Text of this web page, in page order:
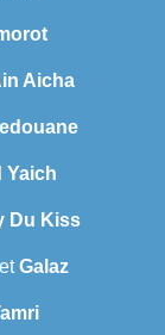
Aicha
Yaich
Du Kiss
etGalaz